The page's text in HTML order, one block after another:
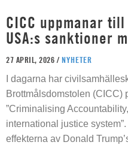
CICC uppmanar
USA:s sanktioner
27 APRIL, 2026 / NYHETER
I dagarna har
Brottmålsdomstolen (CICC)
”Criminalising
international justice
effekterna av Donald